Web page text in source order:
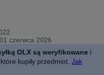
czerwca 2026
OLX są weryfikowane i
kupiły przedmiot. Jak